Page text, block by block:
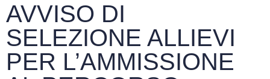
AVVISO DI
SELEZIONE ALLIEVI
PER L’AMMISSIONE